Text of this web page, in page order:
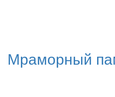
Мраморный